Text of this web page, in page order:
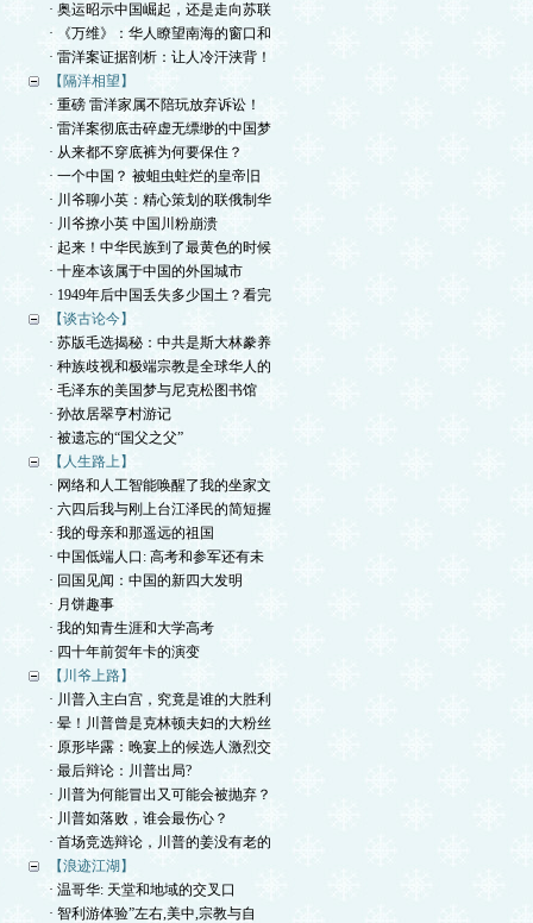
· 奥运昭示中国崛起，还是走向苏联
· 《万维》：华人瞭望南海的窗口和
· 雷洋案证据剖析：让人冷汗浃背！
【隔洋相望】
· 重磅 雷洋家属不陪玩放弃诉讼！
· 雷洋案彻底击碎虚无缥缈的中国梦
· 从来都不穿底裤为何要保住？
· 一个中国？ 被蛆虫蛀烂的皇帝旧
· 川爷聊小英：精心策划的联俄制华
· 川爷撩小英 中国川粉崩溃
· 起来！中华民族到了最黄色的时候
· 十座本该属于中国的外国城市
· 1949年后中国丢失多少国土？看完
【谈古论今】
· 苏版毛选揭秘：中共是斯大林豢养
· 种族歧视和极端宗教是全球华人的
· 毛泽东的美国梦与尼克松图书馆
· 孙故居翠亨村游记
· 被遗忘的“国父之父”
【人生路上】
· 网络和人工智能唤醒了我的坐家文
· 六四后我与刚上台江泽民的简短握
· 我的母亲和那遥远的祖国
· 中国低端人口: 高考和参军还有未
· 回国见闻：中国的新四大发明
· 月饼趣事
· 我的知青生涯和大学高考
· 四十年前贺年卡的演变
【川爷上路】
· 川普入主白宫，究竟是谁的大胜利
· 晕！川普曾是克林顿夫妇的大粉丝
· 原形毕露：晚宴上的候选人激烈交
· 最后辩论：川普出局?
· 川普为何能冒出又可能会被抛弃？
· 川普如落败，谁会最伤心？
· 首场竞选辩论，川普的姜没有老的
【浪迹江湖】
· 温哥华: 天堂和地域的交叉口
· 智利游体验”左右,美中,宗教与自